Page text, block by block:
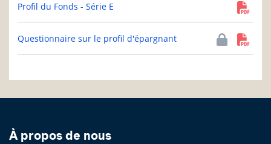
Profil du Fonds - Série E
Questionnaire sur le profil d'épargnant
À propos de nous